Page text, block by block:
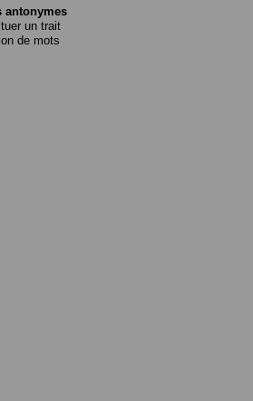
antonymes
un trait
de mots